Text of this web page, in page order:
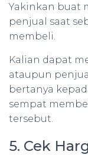
Yakinkan buat
penjual saat
membeli.
Kalian dapat
ataupun
bertanya
sempat
tersebut.
5. Cek